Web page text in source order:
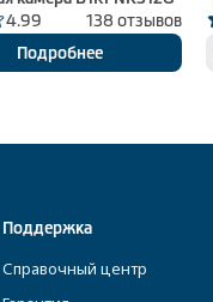
4.99
138 отзывов
Подробнее
Поддержка
Справочный центр